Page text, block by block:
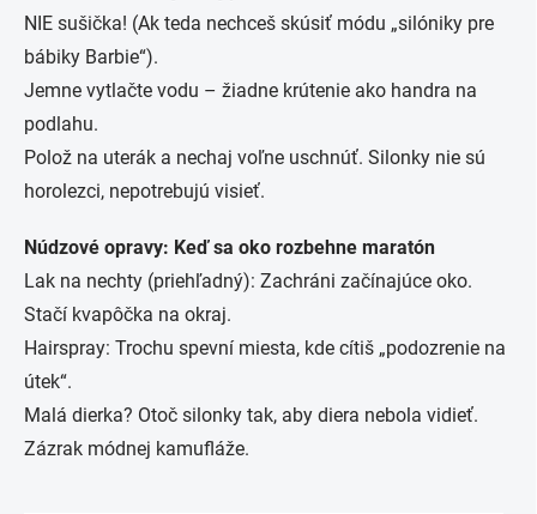
NIE sušička! (Ak teda nechceš skúsiť módu „silóniky pre
bábiky Barbie“).
Jemne vytlačte vodu – žiadne krútenie ako handra na
podlahu.
Polož na uterák a nechaj voľne uschnúť. Silonky nie sú
horolezci, nepotrebujú visieť.
Núdzové opravy: Keď sa oko rozbehne maratón
Lak na nechty (priehľadný): Zachráni začínajúce oko.
Stačí kvapôčka na okraj.
Hairspray: Trochu spevní miesta, kde cítiš „podozrenie na
útek“.
Malá dierka? Otoč silonky tak, aby diera nebola vidieť.
Zázrak módnej kamufláže.